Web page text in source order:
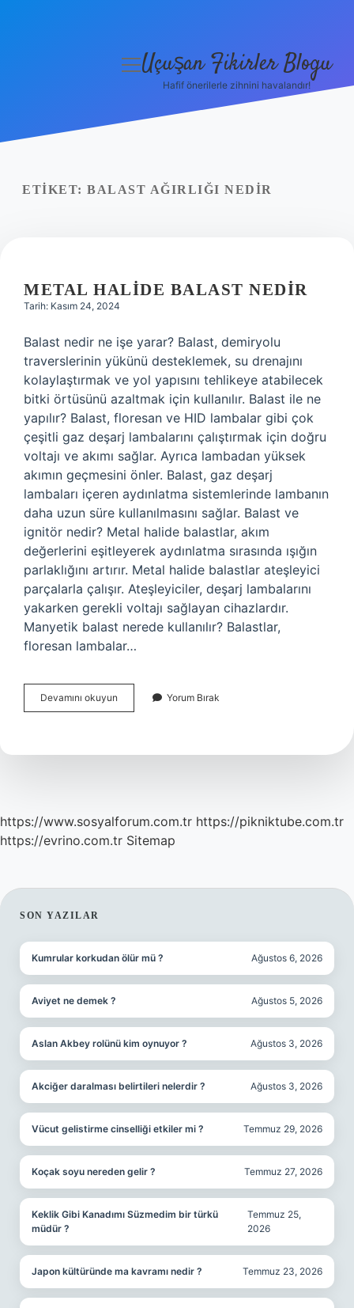
Yasal Uyarı
menüyü
Uçuşan Fikirler Blogu
Hafif önerilerle zihnini havalandır!
ETIKET: BALAST AĞIRLIĞI NEDIR
METAL HALIDE BALAST NEDIR
Tarih: Kasım 24, 2024
Balast nedir ne işe yarar? Balast, demiryolu
traverslerinin yükünü desteklemek, su drenajını
kolaylaştırmak ve yol yapısını tehlikeye atabilecek
bitki örtüsünü azaltmak için kullanılır. Balast ile ne
yapılır? Balast, floresan ve HID lambalar gibi çok
çeşitli gaz deşarj lambalarını çalıştırmak için doğru
voltajı ve akımı sağlar. Ayrıca lambadan yüksek
akımın geçmesini önler. Balast, gaz deşarj
lambaları içeren aydınlatma sistemlerinde lambanın
daha uzun süre kullanılmasını sağlar. Balast ve
ignitör nedir? Metal halide balastlar, akım
değerlerini eşitleyerek aydınlatma sırasında ışığın
parlaklığını artırır. Metal halide balastlar ateşleyici
parçalarla çalışır. Ateşleyiciler, deşarj lambalarını
yakarken gerekli voltajı sağlayan cihazlardır.
Manyetik balast nerede kullanılır? Balastlar,
floresan lambalar…
Devamını okuyun
Halide
Yorum Bırak
https://www.sosyalforum.com.tr https://pikniktube.com.tr
https://evrino.com.tr Sitemap
SIDEBAR
SON YAZILAR
Kumrular korkudan ölür mü ? Ağustos 6, 2026
Aviyet ne demek ? Ağustos 5, 2026
Aslan Akbey rolünü kim oynuyor ? Ağustos 3, 2026
Akciğer daralması belirtileri nelerdir ? Ağustos 3, 2026
Vücut gelistirme cinselliği etkiler mi ? Temmuz 29, 2026
Koçak soyu nereden gelir ? Temmuz 27, 2026
Keklik Gibi Kanadımı Süzmedim bir türkü
müdür ?
Temmuz 25,
2026
Japon kültüründe ma kavramı nedir ? Temmuz 23, 2026